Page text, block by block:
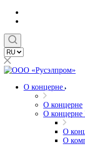
О концерне
О концерне
О концерне
О
О